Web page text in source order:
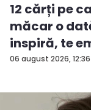
06 august 2026, 12:36
12 cărți pe
măcar o
inspiră, te